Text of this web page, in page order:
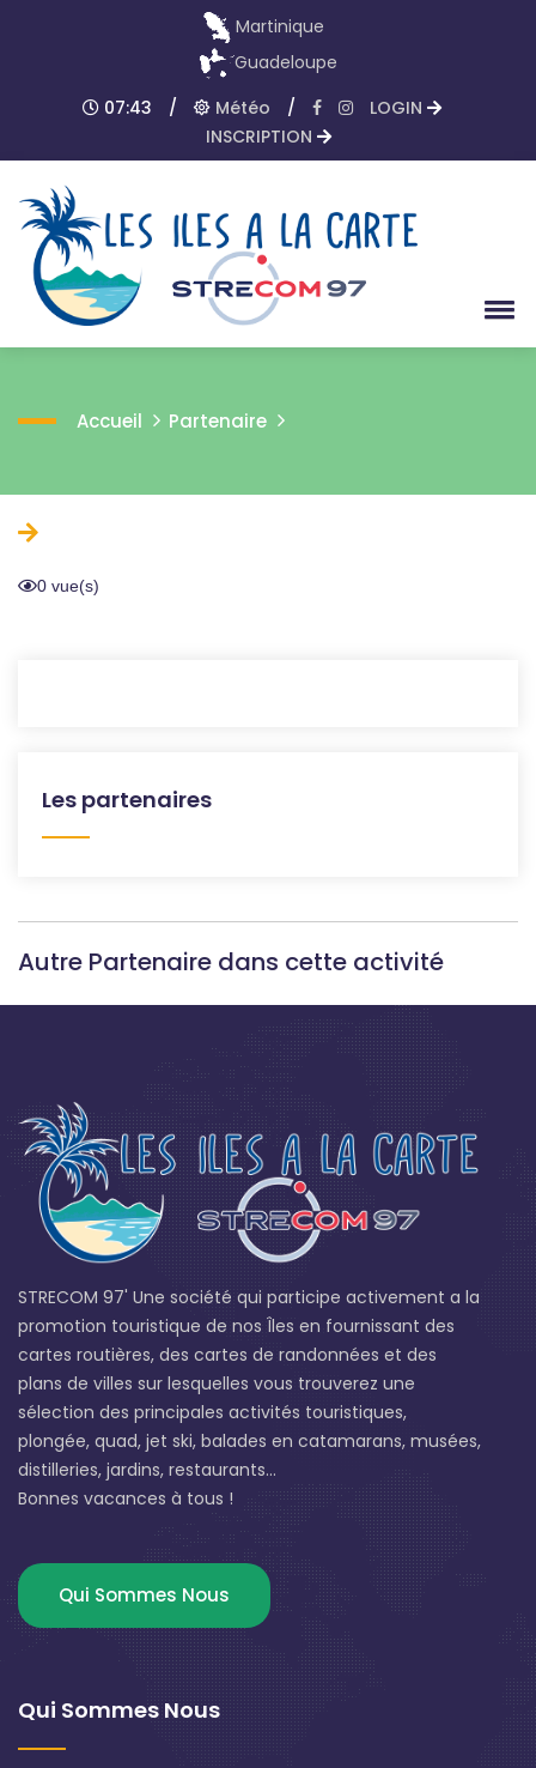
Martinique
Guadeloupe
07:43
/ Météo /
LOGIN
INSCRIPTION
Accueil Partenaire
0 vue(s)
Les partenaires
Autre Partenaire dans cette activité
STRECOM 97' Une société qui participe activement a la
promotion touristique de nos Îles en fournissant des
cartes routières, des cartes de randonnées et des
plans de villes sur lesquelles vous trouverez une
sélection des principales activités touristiques,
plongée, quad, jet ski, balades en catamarans, musées,
distilleries, jardins, restaurants...
Bonnes vacances à tous !
Qui Sommes Nous
Qui Sommes Nous